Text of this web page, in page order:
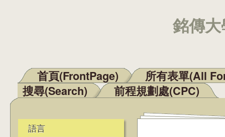
銘傳
主選單
首頁(FrontPage)
所有表單(All
搜尋(Search)
前程規劃處(CPC)
語言